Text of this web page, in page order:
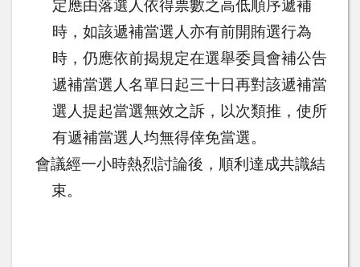
定應由落選人依得票數之高低順序遞補
時，如該遞補當選人亦有前開賄選行為
時，仍應依前揭規定在選舉委員會補公告
遞補當選人名單日起三十日再對該遞補當
選人提起當選無效之訴，以次類推，使所
有遞補當選人均無得倖免當選。
會議經一小時熱烈討論後，順利達成共識結
束。